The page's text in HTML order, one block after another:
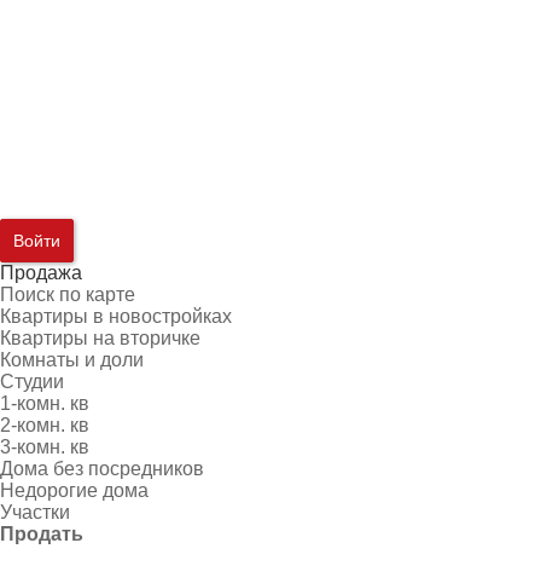
Войти
Продажа
Поиск по карте
Квартиры в новостройках
Квартиры на вторичке
Комнаты и доли
Студии
1-комн. кв
2-комн. кв
3-комн. кв
Дома без посредников
Недорогие дома
Участки
Продать